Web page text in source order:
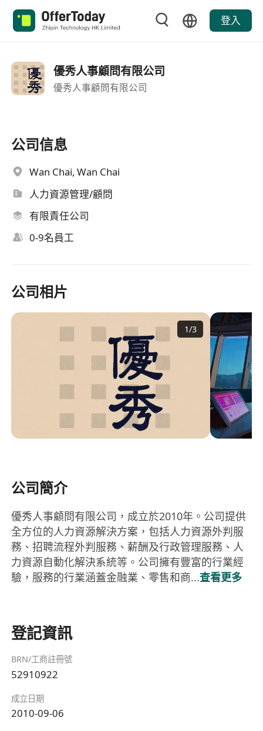
登入
優秀人事顧問有限公司
優秀人事顧問有限公司
公司信息
Wan Chai, Wan Chai
人力資源管理/顧問
有限責任公司
0-9名員工
公司相片
1/3
公司簡介
優秀人事顧問有限公司，成立於2010年。公司提供
全方位的人力資源解決方案，包括人力資源外判服
務、招聘流程外判服務、薪酬及行政管理服務、人
力資源自動化解決系統等。公司擁有豐富的行業經
驗，服務的行業涵蓋金融業、零售和商...查看更多
登記資訊
BRN/工商註冊號
52910922
成立日期
2010-09-06